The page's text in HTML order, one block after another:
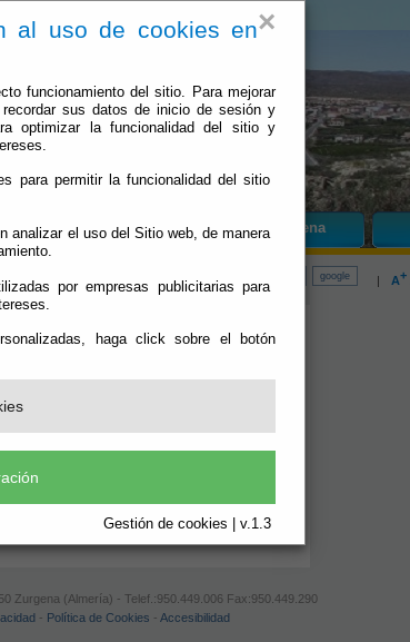
×
al uso de cookies en
funcionamiento del sitio. Para mejorar
sus datos de inicio de sesión y
optimizar la funcionalidad del sitio y
para permitir la funcionalidad del sitio
analizar el uso del Sitio web, de manera
por empresas publicitarias para
haga click sobre el botón
Gestión de cookies | v.1.3
e Qué Hacer Cuando Zurgena
| A+
Zurgena (Almería) - Telef.:950.449.006 Fax:950.449.290
- Política de Cookies - Accesibilidad